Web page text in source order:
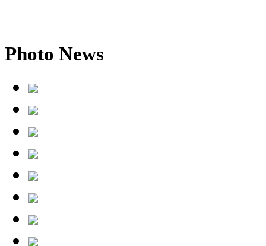
Photo News